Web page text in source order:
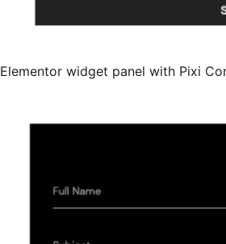
Elementor widget panel with Pixi